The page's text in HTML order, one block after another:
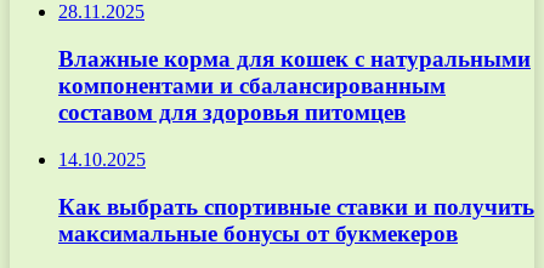
28.11.2025
Влажные корма для кошек с натуральными
компонентами и сбалансированным
составом для здоровья питомцев
14.10.2025
Как выбрать спортивные ставки и получить
максимальные бонусы от букмекеров